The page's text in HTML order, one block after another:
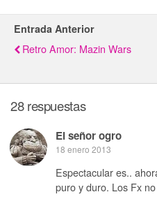
Entrada Anterior
Retro Amor: Mazin Wars
28 respuestas
El señor ogro
18 enero 2013
Espectacular es..
puro y duro. Los Fx